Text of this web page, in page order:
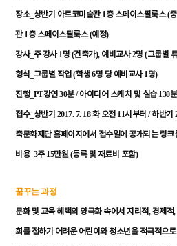
장소_ 상반기 아르코미술관1 층 스페이스필룩스(중
관1 층 스페이스필룩스(예정)
강사_ 주 강사1 명 (건축가), 예비교사2명 (그룹별
형식 그룹별 작업 (학생6명 당 예비교사1 명)
진행_PT강연30분/아이디어 스케치 및 실습130분
접수_ 상반기 2017. 7. 18화 오전11시부터 /하반기
축문화재단 홈페이지에서 접수일에 공개되는 링크
비용_3주15만원 (등록 및 재료비 포함)
꿈꾸는과정
문화 및 교육혜택의 양극화 속에서 지리적,경제적,
회를 접하기 어려운 어린이와청소년을 적극적으로